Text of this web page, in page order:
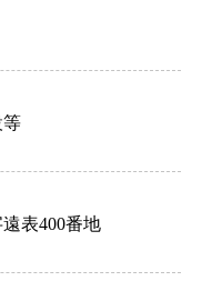
等
表400番地